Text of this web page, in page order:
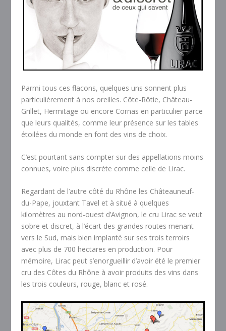
Parmi tous ces flacons, quelques uns sonnent plus
particulièrement à nos oreilles. Côte-Rôtie, Château-
Grillet, Hermitage ou encore Cornas en particulier parce
que leurs qualités, comme leur présence sur les tables
étoilées du monde en font des vins de choix.
C’est pourtant sans compter sur des appellations moins
connues, voire plus discrète comme celle de Lirac.
Regardant de l’autre côté du Rhône les Châteauneuf-
du-Pape, jouxtant Tavel et à situé à quelques
kilomètres au nord-ouest d’Avignon, le cru Lirac se veut
sobre et discret, à l’écart des grandes routes menant
vers le Sud, mais bien implanté sur ses trois terroirs
avec plus de 700 hectares en production. Pour
mémoire, Lirac peut s’enorgueillir d’avoir été le premier
cru des Côtes du Rhône à avoir produits des vins dans
les trois couleurs, rouge, blanc et rosé.